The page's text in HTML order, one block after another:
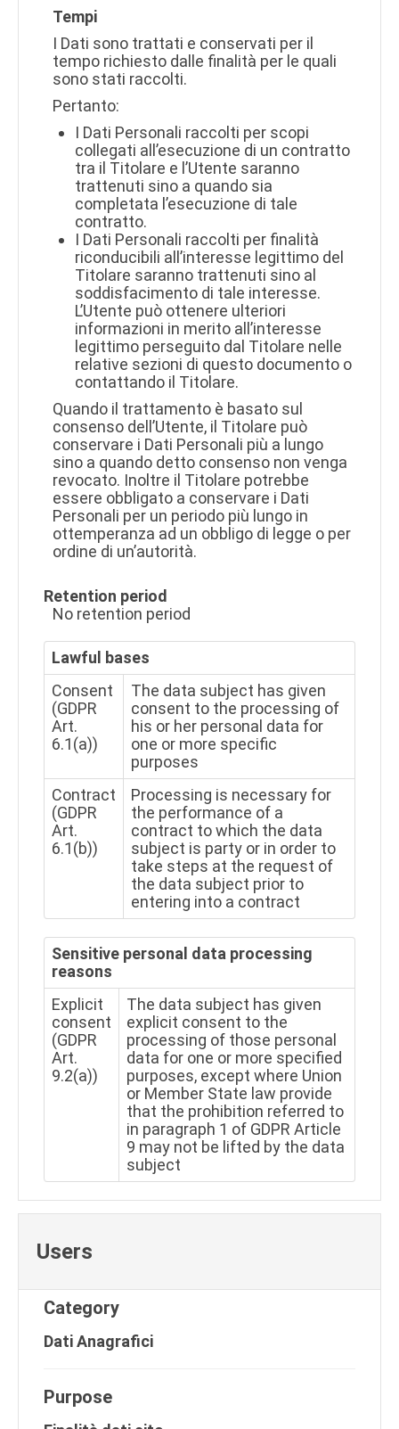
Tempi
I Dati sono trattati e conservati per il
tempo richiesto dalle finalità per le quali
sono stati raccolti.
Pertanto:
I Dati Personali raccolti per scopi
collegati all’esecuzione di un contratto
tra il Titolare e l’Utente saranno
trattenuti sino a quando sia
completata l’esecuzione di tale
contratto.
I Dati Personali raccolti per finalità
riconducibili all’interesse legittimo del
Titolare saranno trattenuti sino al
soddisfacimento di tale interesse.
L’Utente può ottenere ulteriori
informazioni in merito all’interesse
legittimo perseguito dal Titolare nelle
relative sezioni di questo documento o
contattando il Titolare.
Quando il trattamento è basato sul
consenso dell’Utente, il Titolare può
conservare i Dati Personali più a lungo
sino a quando detto consenso non venga
revocato. Inoltre il Titolare potrebbe
essere obbligato a conservare i Dati
Personali per un periodo più lungo in
ottemperanza ad un obbligo di legge o per
ordine di un’autorità.
Retention period
No retention period
Lawful bases
Consent
(GDPR
Art.
6.1(a))
The data subject has given
consent to the processing of
his or her personal data for
one or more specific
purposes
Contract
(GDPR
Art.
6.1(b))
Processing is necessary for
the performance of a
contract to which the data
subject is party or in order to
take steps at the request of
the data subject prior to
entering into a contract
Sensitive personal data processing
reasons
Explicit
consent
(GDPR
Art.
9.2(a))
The data subject has given
explicit consent to the
processing of those personal
data for one or more specified
purposes, except where Union
or Member State law provide
that the prohibition referred to
in paragraph 1 of GDPR Article
9 may not be lifted by the data
subject
Users
Category
Dati Anagrafici
Purpose